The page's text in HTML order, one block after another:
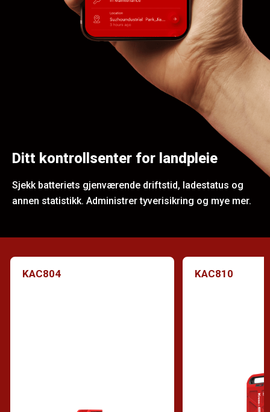
Ditt kontrollsenter for landpleie
Sjekk batteriets gjenværende driftstid, ladestatus og
annen statistikk. Administrer tyverisikring og mye mer.
KAC804 KAC810